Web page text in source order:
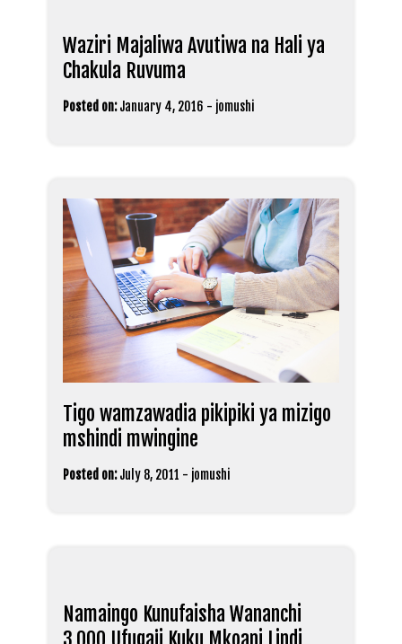
Waziri Majaliwa Avutiwa na Hali ya
Chakula Ruvuma
Posted on: January 4, 2016 - jomushi
Tigo wamzawadia pikipiki ya mizigo
mshindi mwingine
Posted on: July 8, 2011 - jomushi
Namaingo Kunufaisha Wananchi
3,000 Ufugaji Kuku Mkoani Lindi